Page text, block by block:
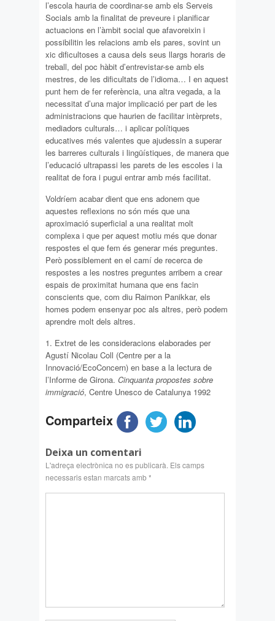
l’escola hauria de coordinar-se amb els Serveis
Socials amb la finalitat de preveure i planificar
actuacions en l’àmbit social que afavoreixin i
possibilitin les relacions amb els pares, sovint un
xic dificultoses a causa dels seus llargs horaris de
treball, del poc hàbit d’entrevistar-se amb els
mestres, de les dificultats de l’idioma… I en aquest
punt hem de fer referència, una altra vegada, a la
necessitat d’una major implicació per part de les
administracions que haurien de facilitar intèrprets,
mediadors culturals… i aplicar polítiques
educatives més valentes que ajudessin a superar
les barreres culturals i lingüístiques, de manera que
l’educació ultrapassi les parets de les escoles i la
realitat de fora i pugui entrar amb més facilitat.
Voldríem acabar dient que ens adonem que
aquestes reflexions no són més que una
aproximació superficial a una realitat molt
complexa i que per aquest motiu més que donar
respostes el que fem és generar més preguntes.
Però possiblement en el camí de recerca de
respostes a les nostres preguntes arribem a crear
espais de proximitat humana que ens facin
conscients que, com diu Raimon Panikkar, els
homes podem ensenyar poc als altres, però podem
aprendre molt dels altres.
1. Extret de les consideracions elaborades per
Agustí Nicolau Coll (Centre per a la
Innovació/EcoConcern) en base a la lectura de
l’Informe de Girona. Cinquanta propostes sobre
immigració, Centre Unesco de Catalunya 1992
Comparteix
Deixa un comentari
L'adreça electrònica no es publicarà. Els camps
necessaris estan marcats amb*